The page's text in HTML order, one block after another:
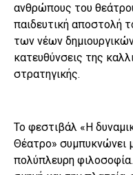
ανθρώπους του
παιδευτική αποστολή
των νέων
κατευθύνσεις της
στρατηγικής.
Το φεστιβάλ «Η
Θέατρο» συμπυκνώνει
πολύπλευρη